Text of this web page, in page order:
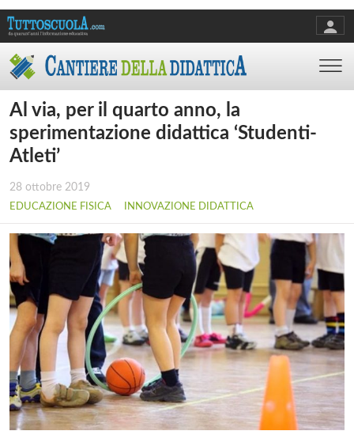
Al via, per il quarto anno, la
sperimentazione didattica ‘Studenti-
Atleti’
28 ottobre 2019
EDUCAZIONE FISICA INNOVAZIONE DIDATTICA